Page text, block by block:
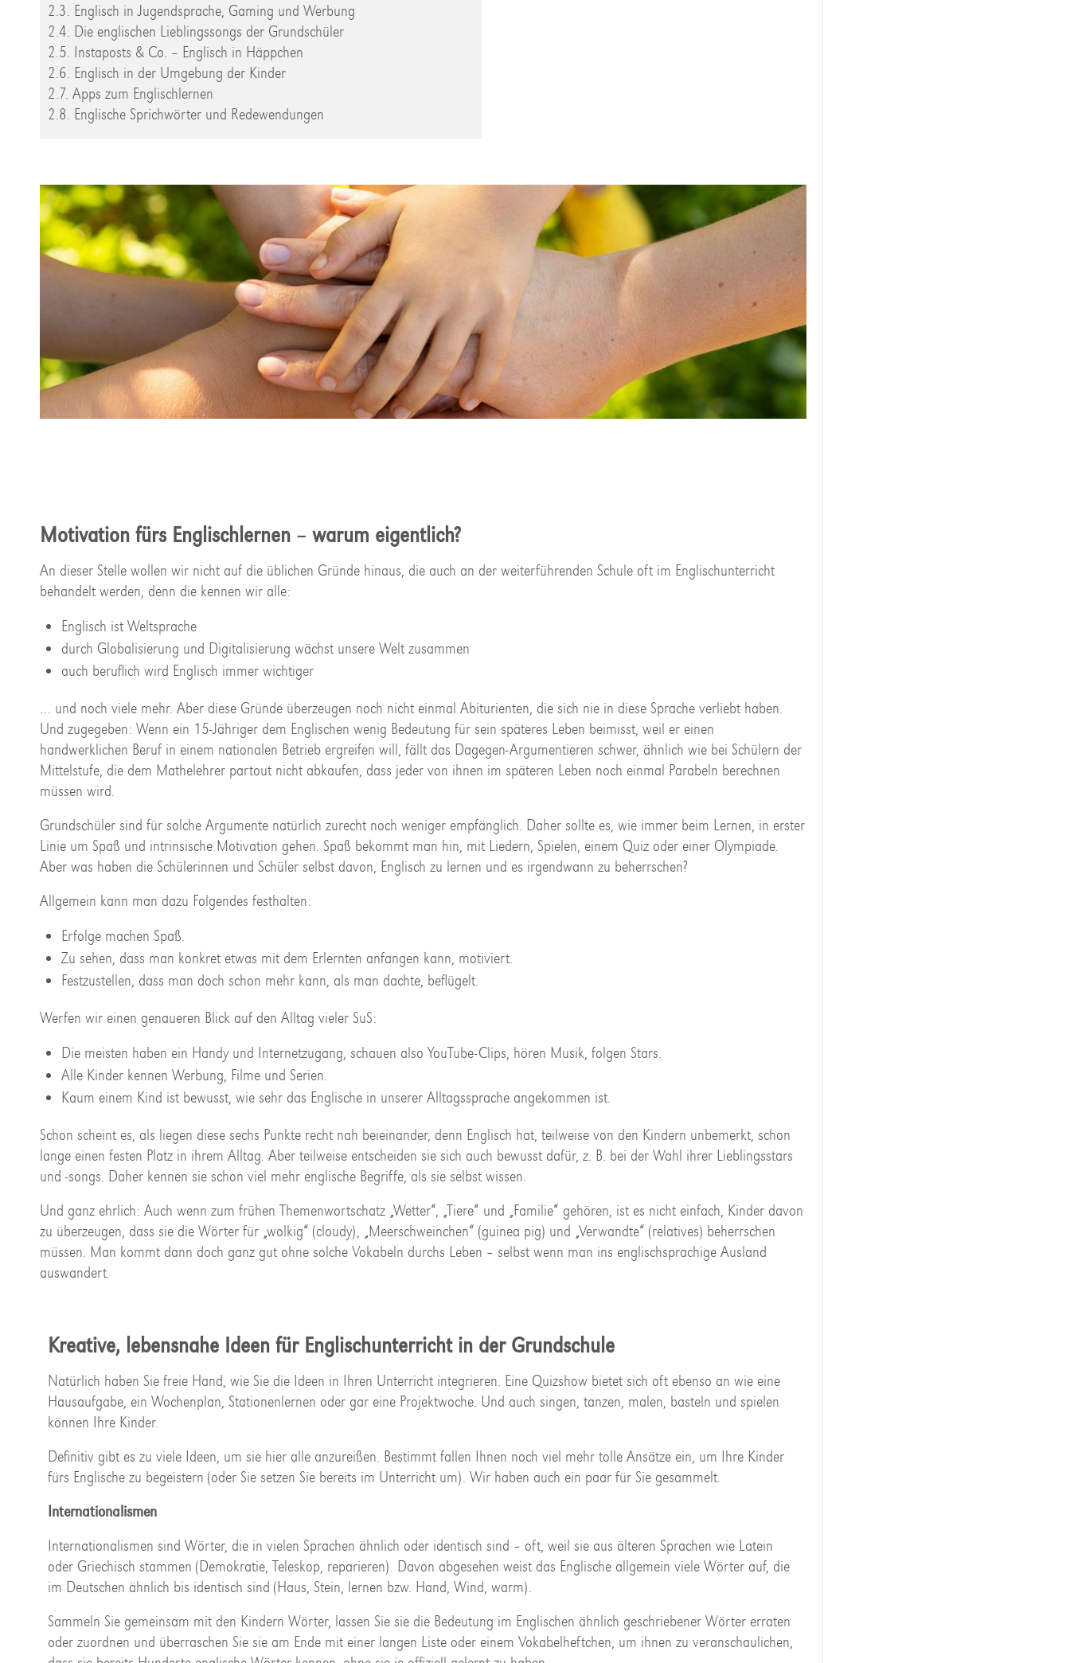
2.3. Englisch in Jugendsprache, Gaming und Werbung
2.4. Die englischen Lieblingssongs der Grundschüler
2.5. Instaposts & Co. – Englisch in Häppchen
2.6. Englisch in der Umgebung der Kinder
2.7. Apps zum Englischlernen
2.8. Englische Sprichwörter und Redewendungen
Motivation fürs Englischlernen – warum eigentlich?
An dieser Stelle wollen wir nicht auf die üblichen Gründe hinaus, die auch an der weiterführenden Schule oft im Englischunterricht
behandelt werden, denn die kennen wir alle:
Englisch ist Weltsprache
durch Globalisierung und Digitalisierung wächst unsere Welt zusammen
auch beruflich wird Englisch immer wichtiger
… und noch viele mehr. Aber diese Gründe überzeugen noch nicht einmal Abiturienten, die sich nie in diese Sprache verliebt haben.
Und zugegeben: Wenn ein 15-Jähriger dem Englischen wenig Bedeutung für sein späteres Leben beimisst, weil er einen
handwerklichen Beruf in einem nationalen Betrieb ergreifen will, fällt das Dagegen-Argumentieren schwer, ähnlich wie bei Schülern der
Mittelstufe, die dem Mathelehrer partout nicht abkaufen, dass jeder von ihnen im späteren Leben noch einmal Parabeln berechnen
müssen wird.
Grundschüler sind für solche Argumente natürlich zurecht noch weniger empfänglich. Daher sollte es, wie immer beim Lernen, in erster
Linie um Spaß und intrinsische Motivation gehen. Spaß bekommt man hin, mit Liedern, Spielen, einem Quiz oder einer Olympiade.
Aber was haben die Schülerinnen und Schüler selbst davon, Englisch zu lernen und es irgendwann zu beherrschen?
Allgemein kann man dazu Folgendes festhalten:
Erfolge machen Spaß.
Zu sehen, dass man konkret etwas mit dem Erlernten anfangen kann, motiviert.
Festzustellen, dass man doch schon mehr kann, als man dachte, beflügelt.
Werfen wir einen genaueren Blick auf den Alltag vieler SuS:
Die meisten haben ein Handy und Internetzugang, schauen also YouTube-Clips, hören Musik, folgen Stars.
Alle Kinder kennen Werbung, Filme und Serien.
Kaum einem Kind ist bewusst, wie sehr das Englische in unserer Alltagssprache angekommen ist.
Schon scheint es, als liegen diese sechs Punkte recht nah beieinander, denn Englisch hat, teilweise von den Kindern unbemerkt, schon
lange einen festen Platz in ihrem Alltag. Aber teilweise entscheiden sie sich auch bewusst dafür, z. B. bei der Wahl ihrer Lieblingsstars
und -songs. Daher kennen sie schon viel mehr englische Begriffe, als sie selbst wissen.
Und ganz ehrlich: Auch wenn zum frühen Themenwortschatz „Wetter“, „Tiere“ und „Familie“ gehören, ist es nicht einfach, Kinder davon
zu überzeugen, dass sie die Wörter für „wolkig“ (cloudy), „Meerschweinchen“ (guinea pig) und „Verwandte“ (relatives) beherrschen
müssen. Man kommt dann doch ganz gut ohne solche Vokabeln durchs Leben – selbst wenn man ins englischsprachige Ausland
auswandert.
Kreative, lebensnahe Ideen für Englischunterricht in der Grundschule
Natürlich haben Sie freie Hand, wie Sie die Ideen in Ihren Unterricht integrieren. Eine Quizshow bietet sich oft ebenso an wie eine
Hausaufgabe, ein Wochenplan, Stationenlernen oder gar eine Projektwoche. Und auch singen, tanzen, malen, basteln und spielen
können Ihre Kinder.
Definitiv gibt es zu viele Ideen, um sie hier alle anzureißen. Bestimmt fallen Ihnen noch viel mehr tolle Ansätze ein, um Ihre Kinder
fürs Englische zu begeistern (oder Sie setzen Sie bereits im Unterricht um). Wir haben auch ein paar für Sie gesammelt.
Internationalismen
Internationalismen sind Wörter, die in vielen Sprachen ähnlich oder identisch sind – oft, weil sie aus älteren Sprachen wie Latein
oder Griechisch stammen (Demokratie, Teleskop, reparieren). Davon abgesehen weist das Englische allgemein viele Wörter auf, die
im Deutschen ähnlich bis identisch sind (Haus, Stein, lernen bzw. Hand, Wind, warm).
Sammeln Sie gemeinsam mit den Kindern Wörter, lassen Sie sie die Bedeutung im Englischen ähnlich geschriebener Wörter erraten
oder zuordnen und überraschen Sie sie am Ende mit einer langen Liste oder einem Vokabelheftchen, um ihnen zu veranschaulichen,